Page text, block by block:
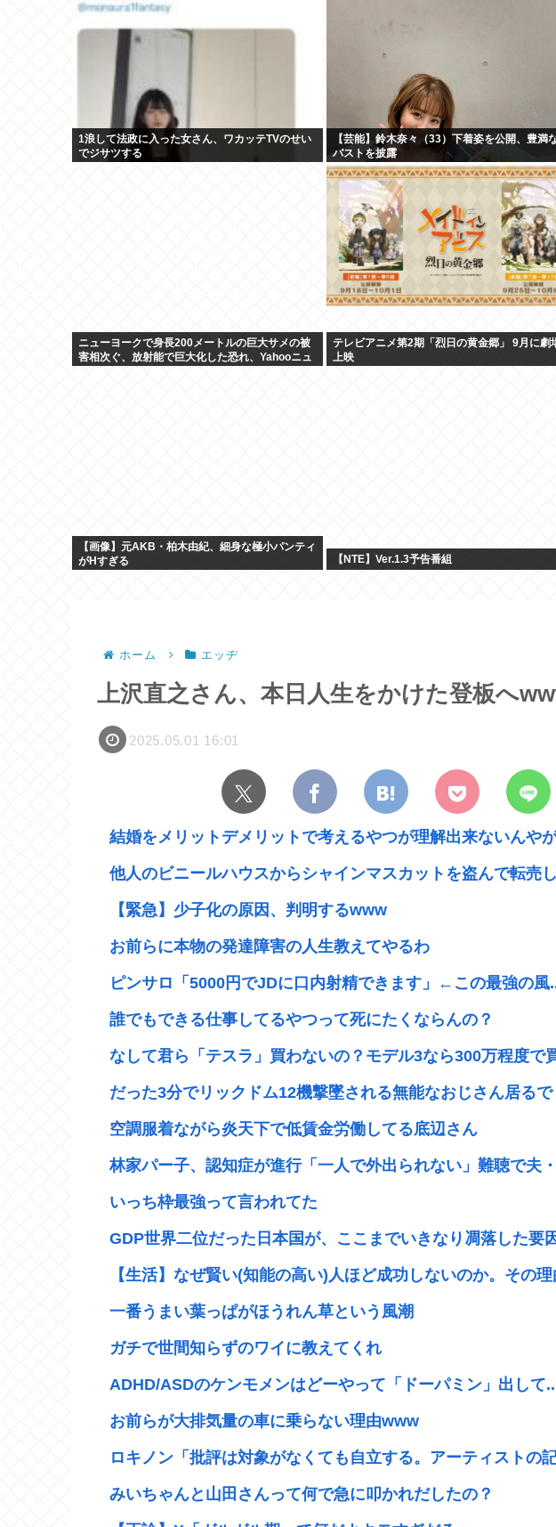
1浪して法政に入った女さん、ワカッテTVのせい
でジサツする
【芸能】鈴木奈々（33）下着姿を公開、豊満
バストを披露
ニューヨークで身長200メートルの巨大サメの被
害相次ぐ、放射能で巨大化した恐れ、Yahooニュ
テレビアニメ第2期「烈日の黄金郷」 9月に劇
上映
【画像】元AKB・柏木由紀、細身な極小パンティ
がHすぎる
【NTE】Ver.1.3予告番組
ホーム エッヂ
上沢直之さん、本日人生をかけた登板へ
2025.05.01 16:01
結婚をメリットデメリットで考えるやつが理解出来ないんや
他人のビニールハウスからシャインマスカットを盗んで転売
【緊急】少子化の原因、判明するwww
お前らに本物の発達障害の人生教えてやるわ
ピンサロ「5000円でJDに口内射精できます」←この最強の風
誰でもできる仕事してるやつって死にたくならんの？
なして君ら「テスラ」買わないの？モデル3なら300万程度で
だった3分でリックドム12機撃墜される無能なおじさん居るで
空調服着ながら炎天下で低賃金労働してる底辺さん
林家パー子、認知症が進行「一人で外出られない」難聴で夫
いっち枠最強って言われてた
GDP世界二位だった日本国が、ここまでいきなり凋落した要
【生活】なぜ賢い(知能の高い)人ほど成功しないのか。その理
一番うまい葉っぱがほうれん草という風潮
ガチで世間知らずのワイに教えてくれ
ADHD/ASDのケンモメンはどーやって「ドーパミン」出して
お前らが大排気量の車に乗らない理由www
ロキノン「批評は対象がなくても自立する。アーティストの
みいちゃんと山田さんって何で急に叩かれだしたの？